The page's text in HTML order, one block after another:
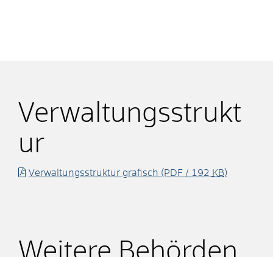
Verwaltungsstrukt
ur
Verwaltungsstruktur grafisch (PDF / 192 KB)